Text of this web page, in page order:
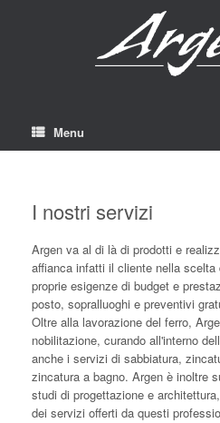
Menu
I nostri servizi
Argen va al di là di prodotti e
affianca infatti il cliente nella scelta
proprie esigenze di budget e
posto, sopralluoghi e preventivi
Oltre alla lavorazione del ferro,
nobilitazione, curando all'interno
anche i servizi di sabbiatura,
zincatura a bagno. Argen è inoltre
studi di progettazione e
dei servizi offerti da questi